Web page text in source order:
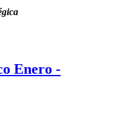
Enero -